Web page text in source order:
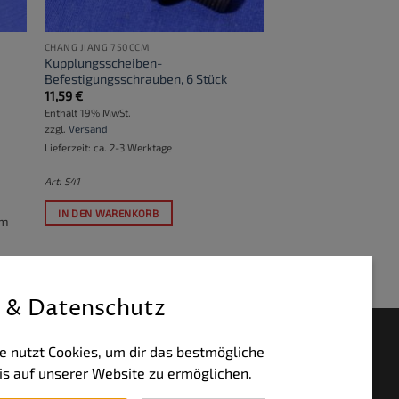
CHANG JIANG 750CCM
Kupplungsscheiben-
Befestigungsschrauben, 6 Stück
11,59€
Enthält 19% MwSt.
zzgl. Versand
Lieferzeit: ca. 2-3 Werktage
Art: S41
IN DEN WARENKORB
& Datenschutz
nutzt Cookies, um dir das bestmögliche
auf unserer Website zu ermöglichen.